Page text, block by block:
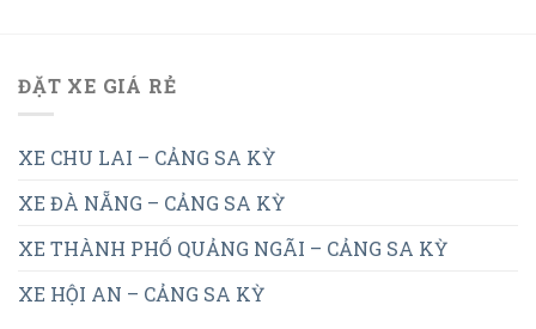
ĐẶT XE GIÁ RẺ
XE CHU LAI – CẢNG SA KỲ
XE ĐÀ NẴNG – CẢNG SA KỲ
XE THÀNH PHỐ QUẢNG NGÃI – CẢNG SA KỲ
XE HỘI AN – CẢNG SA KỲ